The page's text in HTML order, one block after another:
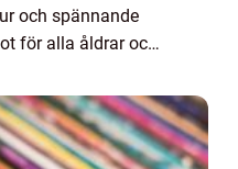
och spännande
för alla åldrar och